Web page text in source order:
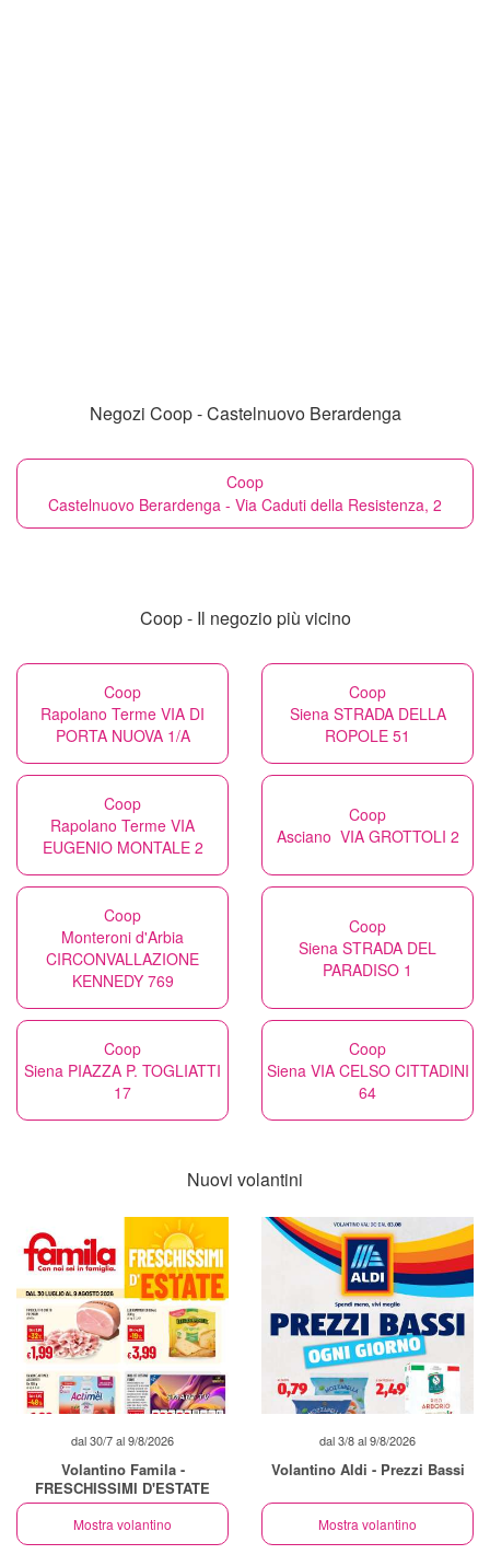
Negozi Coop - Castelnuovo Berardenga
Coop
Castelnuovo Berardenga - Via Caduti della Resistenza, 2
Coop - Il negozio più vicino
Coop
Rapolano Terme VIA DI
PORTA NUOVA 1/A
Coop
Siena STRADA DELLA
ROPOLE 51
Coop
Rapolano Terme VIA
EUGENIO MONTALE 2
Coop
Asciano VIA GROTTOLI 2
Coop
Monteroni d'Arbia
CIRCONVALLAZIONE
KENNEDY 769
Coop
Siena STRADA DEL
PARADISO 1
Coop
Siena PIAZZA P. TOGLIATTI
17
Coop
Siena VIA CELSO CITTADINI
64
Nuovi volantini
dal 30/7 al 9/8/2026
Volantino Famila -
FRESCHISSIMI D'ESTATE
Mostra volantino
dal 3/8 al 9/8/2026
Volantino Aldi - Prezzi Bassi
Mostra volantino